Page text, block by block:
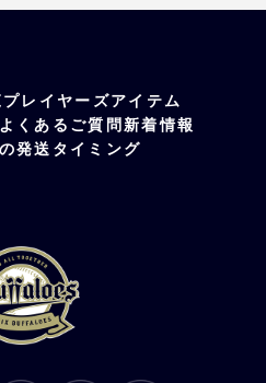
プレイヤーズアイテム
よくあるご質問新着情報
発送タイミング